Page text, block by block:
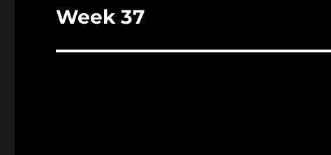
Volgend
Week 37